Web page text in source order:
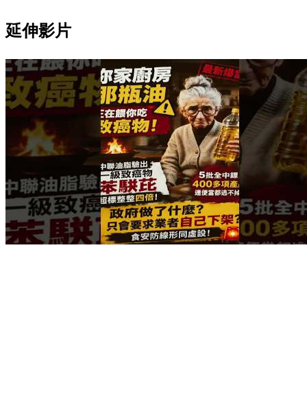
延伸影片